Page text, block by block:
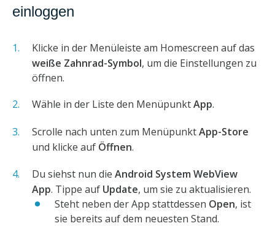
einloggen
Klicke in der Menüleiste am Homescreen auf das
weiße Zahnrad-Symbol, um die Einstellungen zu
öffnen.
Wähle in der Liste den MenüpunktApp.
Scrolle nach unten zum MenüpunktApp-Store
und klicke auf Öffnen.
Du siehst nun die Android System WebView
App. Tippe auf Update, um sie zu aktualisieren.
Steht neben der App stattdessen Open, ist
sie bereits auf dem neuesten Stand.